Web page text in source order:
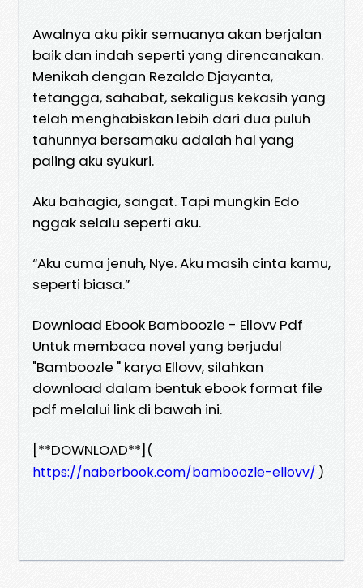
Awalnya aku pikir semuanya akan berjalan
baik dan indah seperti yang direncanakan.
Menikah dengan Rezaldo Djayanta,
tetangga, sahabat, sekaligus kekasih yang
telah menghabiskan lebih dari dua puluh
tahunnya bersamaku adalah hal yang
paling aku syukuri.
Aku bahagia, sangat. Tapi mungkin Edo
nggak selalu seperti aku.
“Aku cuma jenuh, Nye. Aku masih cinta kamu,
seperti biasa.”
Download Ebook Bamboozle - Ellovv Pdf
Untuk membaca novel yang berjudul
"Bamboozle " karya Ellovv, silahkan
download dalam bentuk ebook format file
pdf melalui link di bawah ini.
[**DOWNLOAD**](
https://naberbook.com/bamboozle-ellovv/)